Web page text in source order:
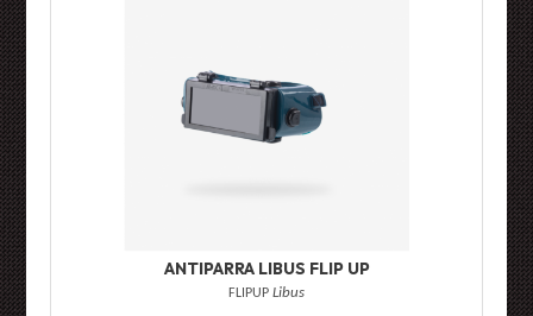
ANTIPARRA LIBUS FLIP UP
FLIPUP Libus